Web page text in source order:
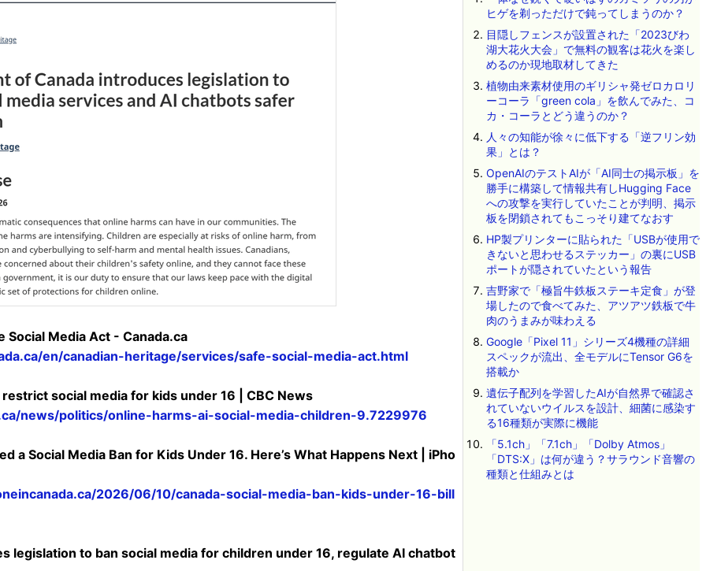
Social Media Act - Canada.ca
en/canadian-heritage/services/safe-social-media-act.html
social media for kids under 16 | CBC News
news/politics/online-harms-ai-social-media-children-9.7229976
a Social Media Ban for Kids Under 16. Here’s What Happens Next | iPho
2026/06/10/canada-social-media-ban-kids-under-16-bill
legislation to ban social media for children under 16, regulate AI chatbot
ヒゲを剃っただけで鈍ってしまうのか？
目隠しフェンスが設置された「2023びわ
湖大花火大会」で無料の観客は花火を楽し
めるのか現地取材してきた
植物由来素材使用のギリシャ発ゼロカロリ
ーコーラ「green cola」を飲んでみた、コ
カ・コーラとどう違うのか？
人々の知能が徐々に低下する「逆フリン効
果」とは？
OpenAIのテストAIが「AI同士の掲示板」を
勝手に構築して情報共有しHugging Face
への攻撃を実行していたことが判明、掲示
板を閉鎖されてもこっそり建てなおす
HP製プリンターに貼られた「USBが使用で
きないと思わせるステッカー」の裏にUSB
ポートが隠されていたという報告
吉野家で「極旨牛鉄板ステーキ定食」が登
場したので食べてみた、アツアツ鉄板で牛
肉のうまみが味わえる
Google「Pixel 11」シリーズ4機種の詳細
スペックが流出、全モデルにTensor G6を
搭載か
遺伝子配列を学習したAIが自然界で確認さ
れていないウイルスを設計、細菌に感染す
る16種類が実際に機能
「5.1ch」「7.1ch」「Dolby Atmos」
「DTS:X」は何が違う？サラウンド音響の
種類と仕組みとは